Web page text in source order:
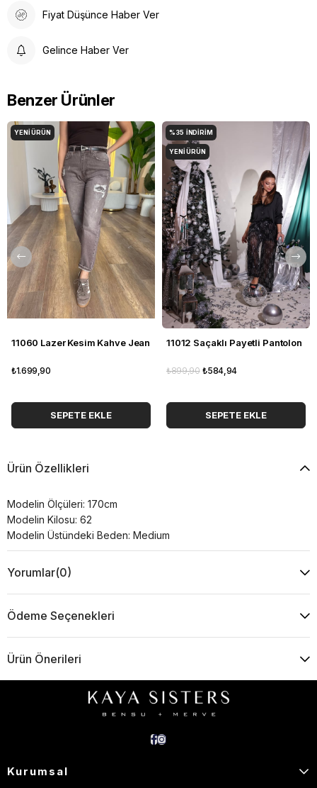
Fiyat Düşünce Haber Ver
Gelince Haber Ver
Benzer Ürünler
11060 Lazer Kesim Kahve Jean
₺1.699,90
SEPETE EKLE
YENI ÜRÜN
11012 Saçaklı Payetli Pantolon
₺584,94
₺899,90
SEPETE EKLE
%35 İNDIRIM
YENI ÜRÜN
Ürün Özellikleri
Modelin Ölçüleri: 170cm
Modelin Kilosu: 62
Modelin Üstündeki Beden: Medium
Yorumlar(0)
Ödeme Seçenekleri
Ürün Önerileri
Kurumsal